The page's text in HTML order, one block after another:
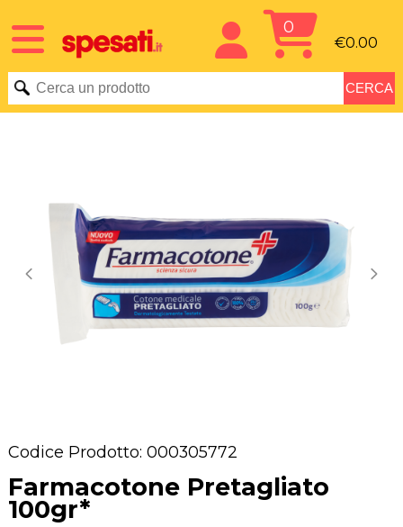
0
€0.00
Codice Prodotto: 000305772
Farmacotone Pretagliato
100gr*